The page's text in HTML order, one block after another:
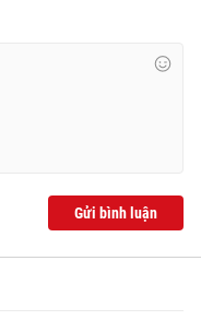
Gửi bình luận